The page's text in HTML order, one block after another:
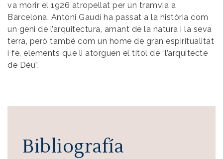
va morir el 1926 atropellat per un tramvia a
Barcelona. Antoni Gaudí ha passat a la història com
un geni de l’arquitectura, amant de la natura i la seva
terra, però també com un home de gran espiritualitat
i fe, elements que li atorguen el títol de “l’arquitecte
de Déu”.
Bibliografía